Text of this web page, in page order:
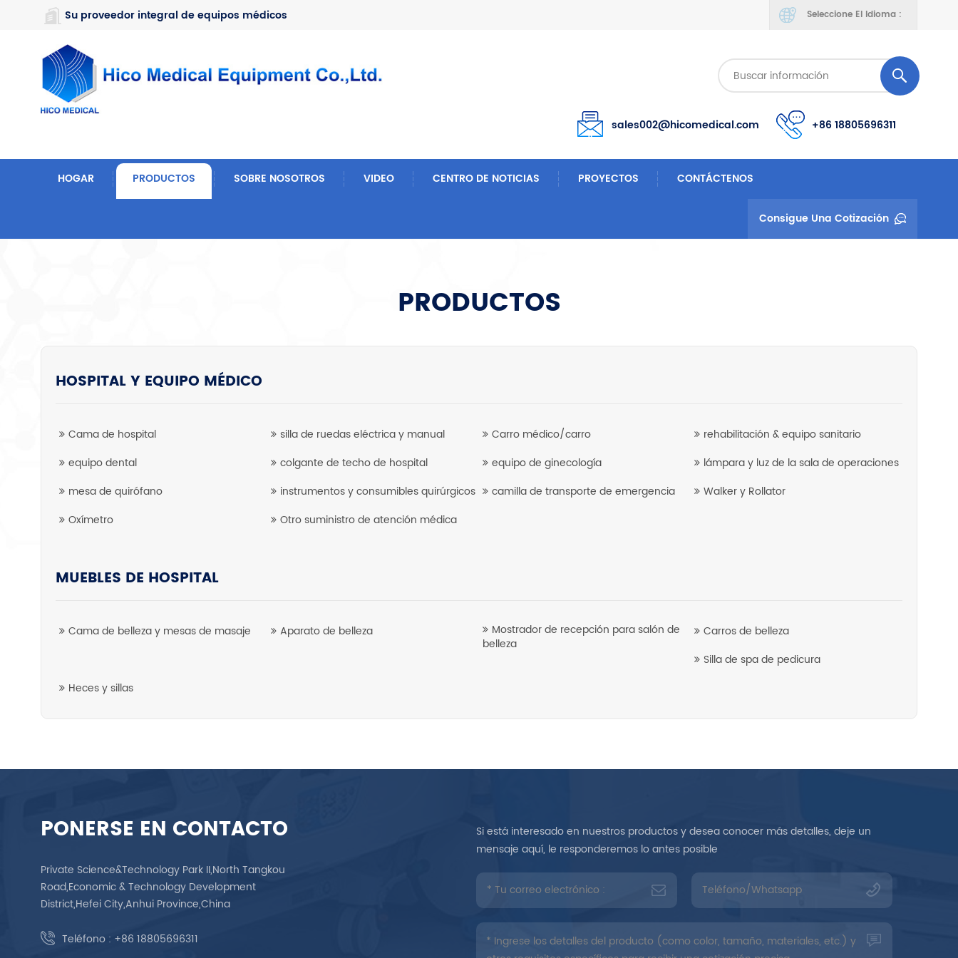
https://www.microsoft.com/en-us/microsoft-teams/log-in
Su proveedor integral de equipos médicos Seleccione El Idioma :
sales002@hicomedical.com +86 18805696311
HOGAR PRODUCTOS SOBRE NOSOTROS VIDEO CENTRO DE NOTICIAS PROYECTOS CONTÁCTENOS
Consigue Una Cotización
PRODUCTOS
HOSPITAL Y EQUIPO MÉDICO
Cama de hospital silla de ruedas eléctrica y manual Carro médico/carro
rehabilitación & equipo sanitario
equipo dental
colgante de techo de hospital equipo de ginecología
lámpara y luz de la sala de operaciones
mesa de quirófano
instrumentos y consumibles quirúrgicos camilla de transporte de emergencia
Walker y Rollator
Oxímetro
Otro suministro de atención médica
MUEBLES DE HOSPITAL
Cama de belleza y mesas de masaje Aparato de belleza
Mostrador de recepción para salón de
belleza
Carros de belleza
Silla de spa de pedicura
Heces y sillas
PONERSE EN CONTACTO
Private Science&Technology Park II,North Tangkou
Road,Economic & Technology Development
District,Hefei City,Anhui Province,China
Teléfono : +86 18805696311
Si está interesado en nuestros productos y desea conocer más detalles, deje un
mensaje aquí, le responderemos lo antes posible